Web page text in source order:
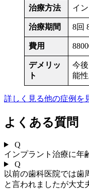
治療方法 イ
治療期間 8回
費用
デメリッ
ト
今
能
詳しく見る他の症例を
よくある質問
Q
インプラント治療に年
Q
以前の歯科医院では歯
と言われましたが大丈